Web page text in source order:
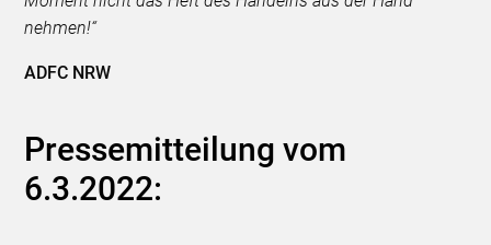
nehmen!“
ADFC NRW
Pressemitteilung vom
6.3.2022: